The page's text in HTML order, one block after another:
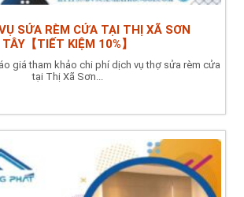
SỬA RÈM CỬA TẠI THỊ XÃ SƠN
TÂY【TIẾT KIỆM 10%】
giá tham khảo chi phí dịch vụ thợ sửa rèm cửa
tại Thị Xã Sơn...